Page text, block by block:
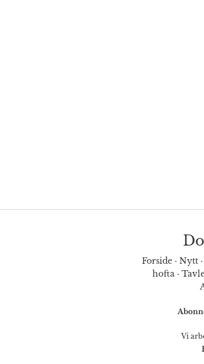
Forside · Nytt ·
hofta·
Vi